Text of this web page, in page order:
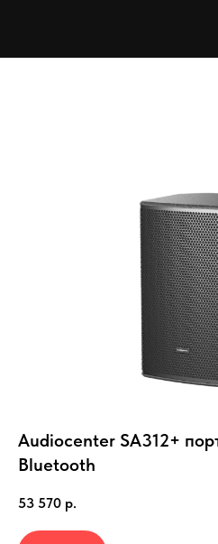
Audiocenter SA312+
Bluetooth
53 570 р.